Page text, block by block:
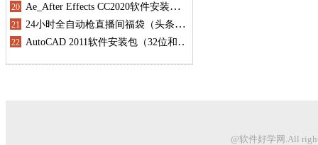
@软件好学网.All